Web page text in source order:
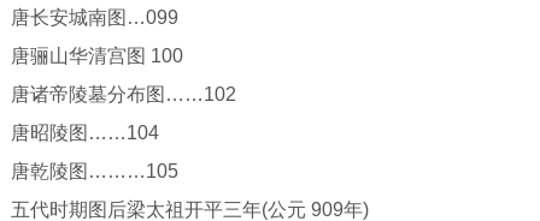
唐长安城南图…099
唐骊山华清宫图 100
唐诸帝陵墓分布图……102
唐昭陵图……104
唐乾陵图………105
五代时期图后梁太祖开平三年(公元 909年)